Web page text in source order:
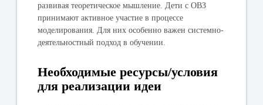
развивая теоретическое мышление. Дети с ОВЗ
принимают активное участие в процессе
моделирования. Для них особенно важен системно-
деятельностный подход в обучении.
Необходимые ресурсы/условия
для реализации идеи